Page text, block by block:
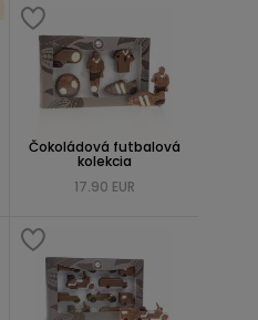
Čokoládová futbalová
kolekcia
17.90 EUR